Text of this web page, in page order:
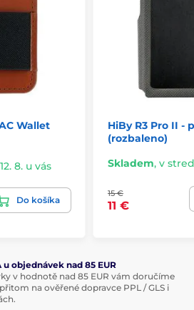
Wallet
8. u vás
Do košíka
HiBy R3 Pro II -
(rozbaleno)
Skladem, v
15 €
11 €
u objednávek nad 85 EUR
v hodnotě nad 85 EUR vám doručíme
na ověřené dopravce PPL / GLS i